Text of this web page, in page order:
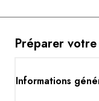
Préparer
Informations